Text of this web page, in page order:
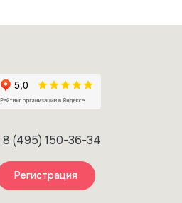
8 (495) 150-36-34
Регистрация